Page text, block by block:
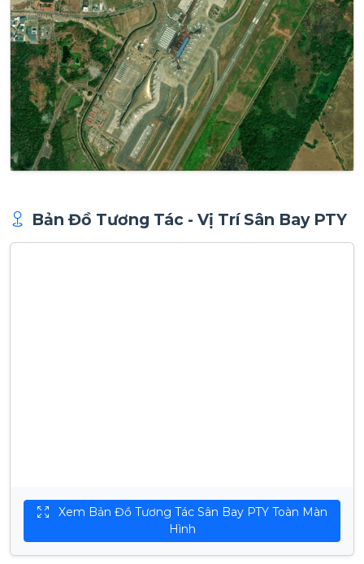
Bản Đồ Tương Tác - Vị Trí Sân Bay PTY
Hình